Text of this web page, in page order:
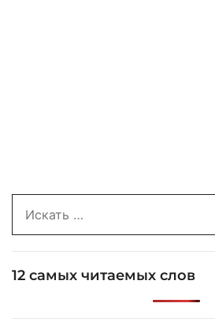
for:
12 самых читаемых слов